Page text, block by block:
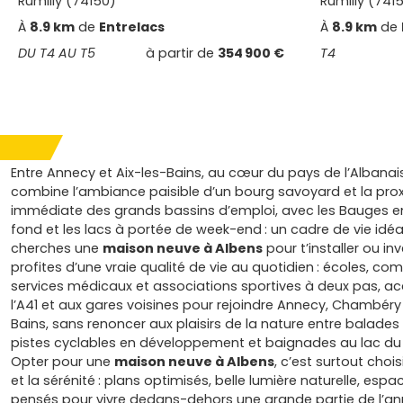
À 8.9 km de Entrelacs
DU T4 AU T5
à partir de 354 900 €
À 8.9 km de
T4
Entre Annecy et Aix-les-Bains, au cœur du pays de
combine l’ambiance paisible d’un bourg savoyard et la
immédiate des grands bassins d’emploi, avec les Bauges
fond et les lacs à portée de week-end : un cadre de vie
cherches une maison neuve à Albens pour t’installer ou
profites d’une vraie qualité de vie au quotidien : écoles,
services médicaux et associations sportives à deux pas,
l’A41 et aux gares voisines pour rejoindre Annecy,
Bains, sans renoncer aux plaisirs de la nature entre
pistes cyclables en développement et baignades au lac du
Opter pour une maison neuve à Albens, c’est surtout
et la sérénité : plans optimisés, belle lumière naturelle,
pensés pour vivre dedans-dehors une grande partie de